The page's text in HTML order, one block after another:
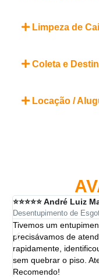
Limpeza de
Coleta e
Locação /
⭐⭐⭐⭐⭐ André Luiz
Desentupimento de
Tivemos um
precisávamos de
rapidamente,
sem quebrar o piso.
Recomendo!